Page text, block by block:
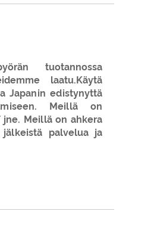
tuotannossa
laatu.Käytä
Japanin edistynyttä
Meillä on
jne. Meillä on ahkera
palvelua ja